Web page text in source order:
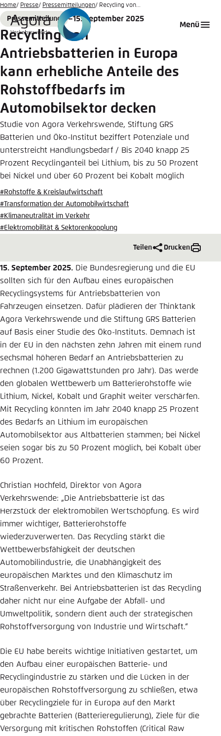
Zum
Hauptinhalt
gehen
Menü
Home Presse Pressemitteilungen Recycling von...
Format
Pressemitteilung
Date
15. September 2025
Recycling von
Antriebsbatterien in Europa
kann erhebliche Anteile des
Rohstoffbedarfs im
Automobilsektor decken
Studie von Agora Verkehrswende, Stiftung GRS
Batterien und Öko-Institut beziffert Potenziale und
unterstreicht Handlungsbedarf / Bis 2040 knapp 25
Prozent Recyclinganteil bei Lithium, bis zu 50 Prozent
bei Nickel und über 60 Prozent bei Kobalt möglich
#Rohstoffe & Kreislaufwirtschaft
#Transformation der Automobilwirtschaft
#Klimaneutralität im Verkehr
#Elektromobilität & Sektorenkopplung
Teilen Drucken
15. September 2025. Die Bundesregierung und die EU
sollten sich für den Aufbau eines europäischen
Recyclingsystems für Antriebsbatterien von
Fahrzeugen einsetzen. Dafür plädieren der Thinktank
Agora Verkehrswende und die Stiftung GRS Batterien
auf Basis einer Studie des Öko-Instituts. Demnach ist
in der EU in den nächsten zehn Jahren mit einem rund
sechsmal höheren Bedarf an Antriebsbatterien zu
rechnen (1.200 Gigawattstunden pro Jahr). Das werde
den globalen Wettbewerb um Batterierohstoffe wie
Lithium, Nickel, Kobalt und Graphit weiter verschärfen.
Mit Recycling könnten im Jahr 2040 knapp 25 Prozent
des Bedarfs an Lithium im europäischen
Automobilsektor aus Altbatterien stammen; bei Nickel
seien sogar bis zu 50 Prozent möglich, bei Kobalt über
60 Prozent.
Christian Hochfeld, Direktor von Agora
Verkehrswende: „Die Antriebsbatterie ist das
Herzstück der elektromobilen Wertschöpfung. Es wird
immer wichtiger, Batterierohstoffe
wiederzuverwerten. Das Recycling stärkt die
Wettbewerbsfähigkeit der deutschen
Automobilindustrie, die Unabhängigkeit des
europäischen Marktes und den Klimaschutz im
Straßenverkehr. Bei Antriebsbatterien ist das Recycling
daher nicht nur eine Aufgabe der Abfall- und
Umweltpolitik, sondern dient auch der strategischen
Rohstoffversorgung von Industrie und Wirtschaft.“
Die EU habe bereits wichtige Initiativen gestartet, um
den Aufbau einer europäischen Batterie- und
Recyclingindustrie zu stärken und die Lücken in der
europäischen Rohstoffversorgung zu schließen, etwa
über Recyclingziele für in Europa auf den Markt
gebrachte Batterien (Batterieregulierung), Ziele für die
Versorgung mit kritischen Rohstoffen (Critical Raw
Login
Melden Sie sich an um ..., ... und ... zu verwalten.
Benutzername*
Passwort* Passwort vergessen?
Abbrechen
Sprache auswählen
Agora Think Tanks
Erscheinungsbild der Webseite
Diese Webseite passt ihr Farbschema basierend
auf Ihren Einstellungen an. Wählen Sie aus,
verwenden möchten.
Automatisch
Einstellung für diese Webseite im Browser
Übernehmen